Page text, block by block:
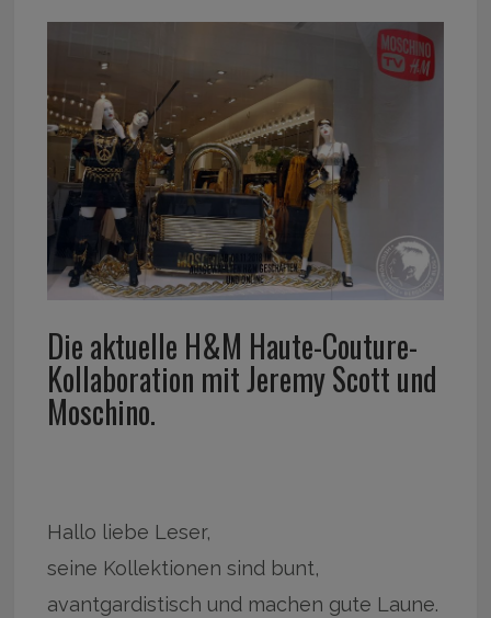
Die aktuelle H&M Haute-Couture-
Kollaboration mit Jeremy Scott und
Moschino.
Hallo liebe Leser,
seine Kollektionen sind bunt,
avantgardistisch und machen gute Laune.